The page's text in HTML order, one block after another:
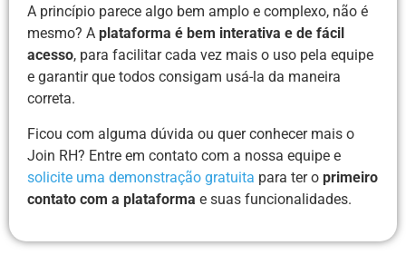
A princípio parece algo bem amplo e complexo, não é
mesmo? A plataforma é bem interativa e de fácil
acesso, para facilitar cada vez mais o uso pela equipe
e garantir que todos consigam usá-la da maneira
correta.
Ficou com alguma dúvida ou quer conhecer mais o
Join RH? Entre em contato com a nossa equipe e
solicite uma demonstração gratuita para ter o primeiro
contato com a plataforma e suas funcionalidades.